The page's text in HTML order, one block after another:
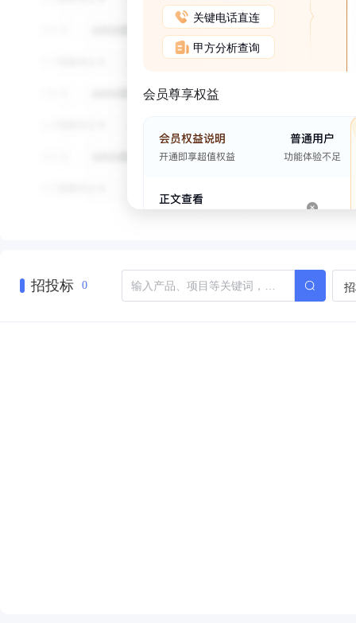
关键电话直连
甲方分析查询
会员尊享权益
招投标 0